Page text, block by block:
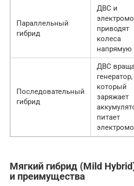
Параллельный
гибрид
ДВС и
приводят
колеса
напрямую
Последовательный
гибрид
ДВС
генератор,
который
заряжает
питает
Мягкий гибрид (Mild
и преимущества